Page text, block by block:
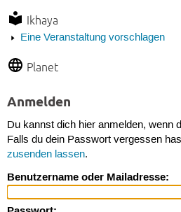
Ikhaya
Eine Veranstaltung vorschlagen
Planet
Anmelden
Du kannst dich hier anmelden, wenn
Falls du dein Passwort vergessen
zusenden lassen.
Benutzername oder Mailadresse: